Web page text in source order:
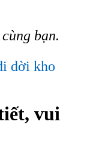
bạn.
dời kho
vui